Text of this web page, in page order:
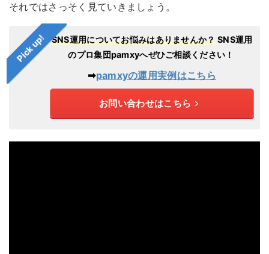
それではさっそく見ていきましょう。
Pick up! SNS運用についてお悩みはありませんか？SNS運用
のプロ集団pamxyへぜひご相談ください！
➡︎pamxyの運用実例はこちら
お問い合わせはこちら